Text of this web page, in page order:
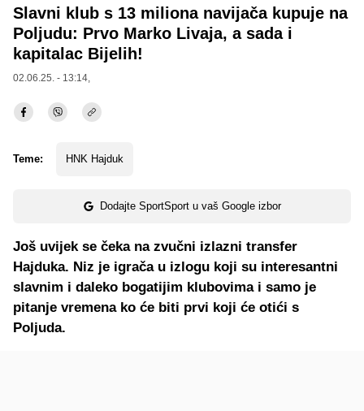
Slavni klub s 13 miliona navijača kupuje na
Poljudu: Prvo Marko Livaja, a sada i
kapitalac Bijelih!
02.06.25. - 13:14,
Teme: HNK Hajduk
Dodajte SportSport u vaš Google izbor
Još uvijek se čeka na zvučni izlazni transfer
Hajduka. Niz je igrača u izlogu koji su interesantni
slavnim i daleko bogatijim klubovima i samo je
pitanje vremena ko će biti prvi koji će otići s
Poljuda.